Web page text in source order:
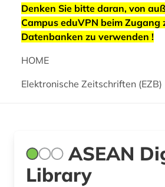
Denken Sie bitte daran, von
Campus eduVPN beim Zugang
Datenbanken zu verwenden !
HOME
Elektronische Zeitschriften (EZB)
ASEAN
Library